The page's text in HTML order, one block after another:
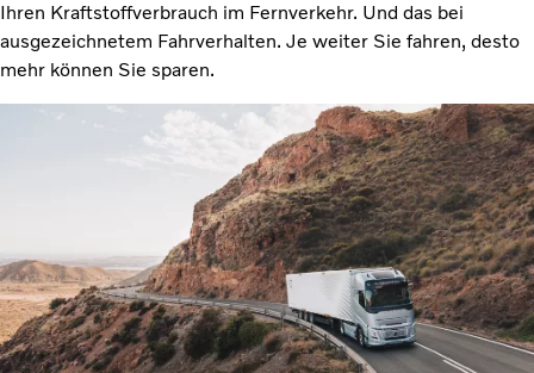
Ihren Kraftstoffverbrauch im Fernverkehr. Und das bei
ausgezeichnetem Fahrverhalten. Je weiter Sie fahren, desto
mehr können Sie sparen.